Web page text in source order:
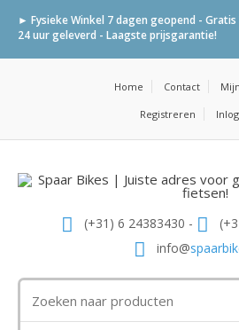
► Fysieke Winkel 7 dagen geopend -
24 uur geleverd - Laagste prijsgarantie!
Home Contact
Registreren
(+31) 6 24383430 -
info@